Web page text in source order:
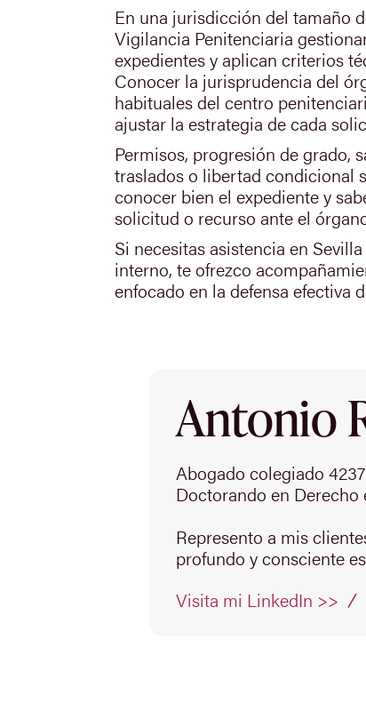
En una jurisdicción del tamaño
Vigilancia Penitenciaria
expedientes y aplican criterios
Conocer la jurisprudencia del
habituales del centro
ajustar la estrategia de cada
Permisos, progresión de grado,
traslados o libertad condicional
conocer bien el expediente y
solicitud o recurso ante el
Si necesitas asistencia en
interno, te ofrezco
enfocado en la defensa efectiva
Antonio
Abogado colegiado
Doctorando en
Represento a mis
profundo y consciente
Visita mi LinkedIn >>